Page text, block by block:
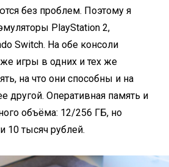
без проблем. Поэтому я
PlayStation 2,
Switch. На обе консоли
игры в одних и тех же
на что они способны и на
другой. Оперативная память и
объёма: 12/256 ГБ, но
10 тысяч рублей.